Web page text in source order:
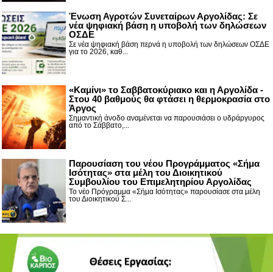
Ένωση Αγροτών Συνεταίρων Αργολίδας: Σε
νέα ψηφιακή βάση η υποβολή των δηλώσεων
ΟΣΔΕ
Σε νέα ψηφιακή βάση περνά η υποβολή των δηλώσεων ΟΣΔΕ
για το 2026, καθ...
«Καμίνι» το Σαββατοκύριακο και η Αργολίδα -
Στου 40 βαθμούς θα φτάσει η θερμοκρασία στο
Άργος
Σημαντική άνοδο αναμένεται να παρουσιάσει ο υδράργυρος
από το Σάββατο,...
Παρουσίαση του νέου Προγράμματος «Σήμα
Ισότητας» στα μέλη του Διοικητικού
Συμβουλίου του Επιμελητηρίου Αργολίδας
Το νέο Πρόγραμμα «Σήμα Ισότητας» παρουσίασε στα μέλη
του Διοικητικού Σ...